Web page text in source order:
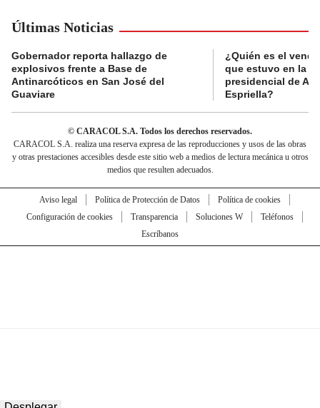
Últimas Noticias
Gobernador reporta hallazgo de
explosivos frente a Base de
Antinarcóticos en San José del
Guaviare
¿Quién es el
que estuvo en la
presidencial de
Espriella?
© CARACOL S.A. Todos los derechos reservados.
CARACOL S.A. realiza una reserva expresa de las reproducciones y usos de las obras
y otras prestaciones accesibles desde este sitio web a medios de lectura mecánica u otros
medios que resulten adecuados.
Aviso legal Política de Protección de Datos
Política de cookies
Configuración de cookies
Transparencia Soluciones W
Teléfonos
Escríbanos